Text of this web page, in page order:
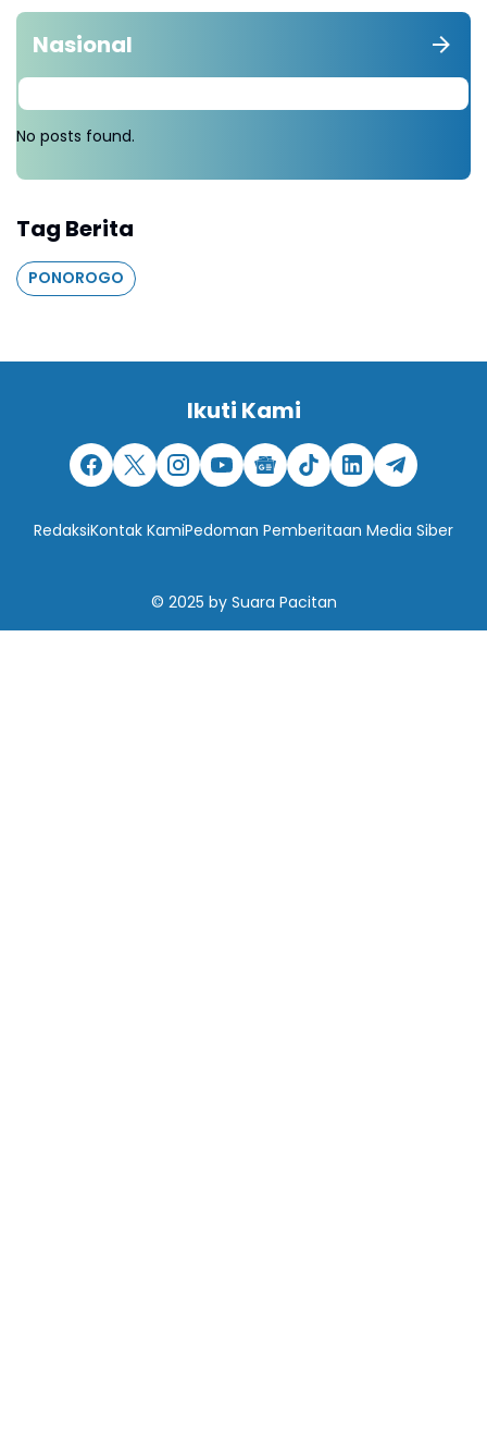
Nasional
No posts found.
Tag Berita
PONOROGO
Ikuti Kami
RedaksiKontak KamiPedoman Pemberitaan Media Siber
© 2025 by Suara Pacitan